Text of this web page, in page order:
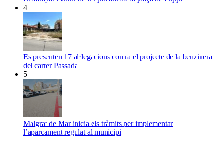
4
Es presenten 17 al·legacions contra el projecte de la benzinera
del carrer Passada
5
Malgrat de Mar inicia els tràmits per implementar
l’aparcament regulat al municipi